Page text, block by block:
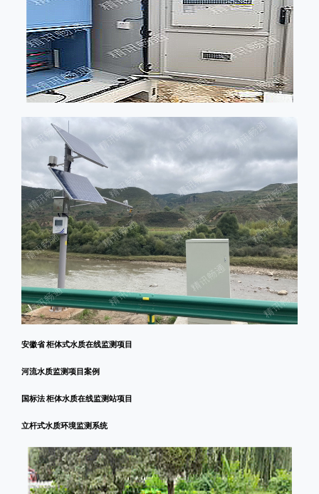
安徽省 柜体式水质在线监测项目
河流水质监测项目案例
国标法 柜体水质在线监测站项目
立杆式水质环境监测系统